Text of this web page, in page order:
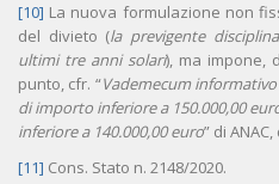
[10] La nuova formulazione non
del divieto (la previgente
ultimi tre anni solari), ma impone,
punto, cfr. “Vademecum
di importo inferiore a 150.000,00
inferiore a 140.000,00 euro” di
[11] Cons. Stato n. 2148/2020.